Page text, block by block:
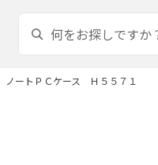
ノートＰＣケース Ｈ５５７１